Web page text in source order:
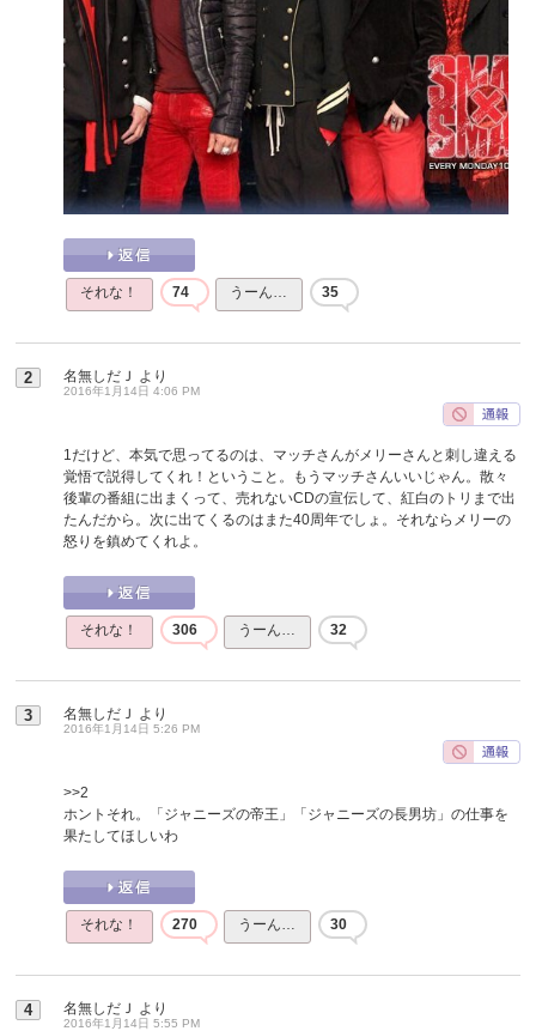
それな！ 74 うーん… 35
2 名無しだＪ より
2016年1月14日 4:06 PM
1だけど、本気で思ってるのは、マッチさんがメリーさんと刺し違える
覚悟で説得してくれ！ということ。もうマッチさんいいじゃん。散々
後輩の番組に出まくって、売れないCDの宣伝して、紅白のトリまで出
たんだから。次に出てくるのはまた40周年でしょ。それならメリーの
怒りを鎮めてくれよ。
それな！ 306 うーん… 32
3 名無しだＪ より
2016年1月14日 5:26 PM
>>2
ホントそれ。「ジャニーズの帝王」「ジャニーズの長男坊」の仕事を
果たしてほしいわ
それな！ 270 うーん… 30
4 名無しだＪ より
2016年1月14日 5:55 PM